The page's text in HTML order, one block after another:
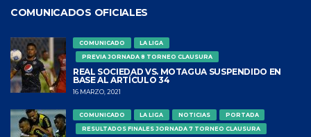
COMUNICADOS OFICIALES
COMUNICADO
LA LIGA
PREVIA JORNADA 8 TORNEO CLAUSURA
REAL SOCIEDAD VS. MOTAGUA SUSPENDIDO EN
BASE AL ARTÍCULO 34
16 MARZO, 2021
COMUNICADO LA LIGA NOTICIAS
PORTADA
RESULTADOS FINALES JORNADA 7 TORNEO CLAUSURA